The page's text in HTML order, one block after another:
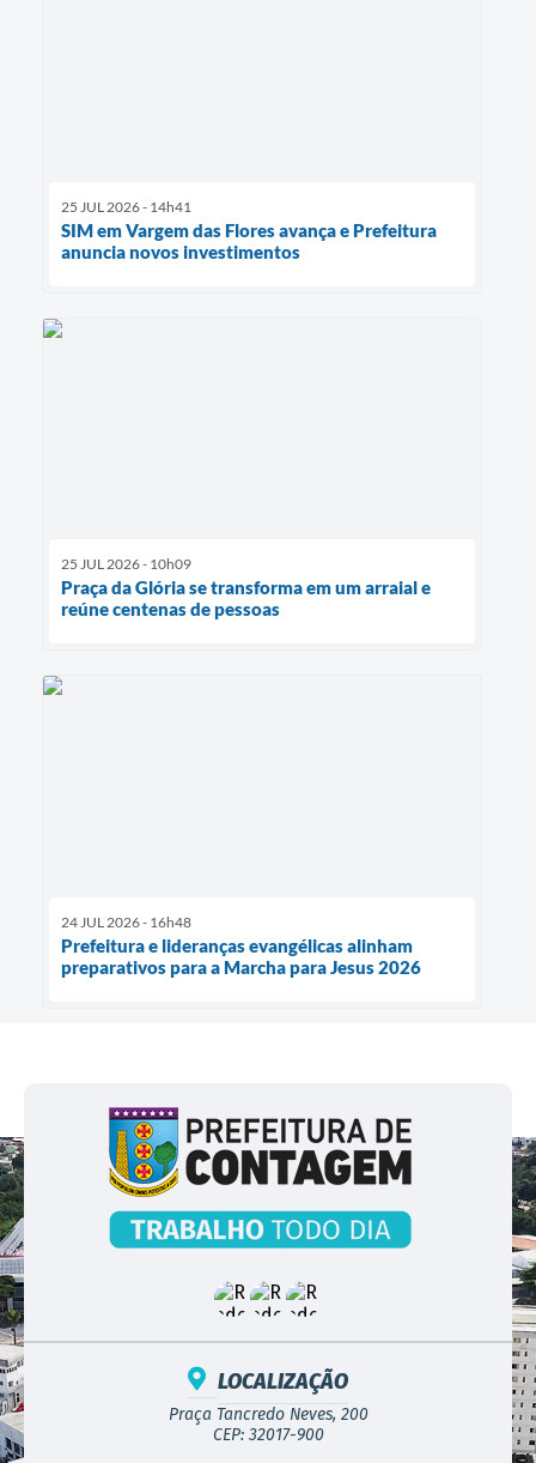
25 JUL 2026 - 14h41
SIM em Vargem das Flores avança e Prefeitura
anuncia novos investimentos
25 JUL 2026 - 10h09
Praça da Glória se transforma em um arraial e
reúne centenas de pessoas
24 JUL 2026 - 16h48
Prefeitura e lideranças evangélicas alinham
preparativos para a Marcha para Jesus 2026
LOCALIZAÇÃO
Praça Tancredo Neves, 200
CEP: 32017-900